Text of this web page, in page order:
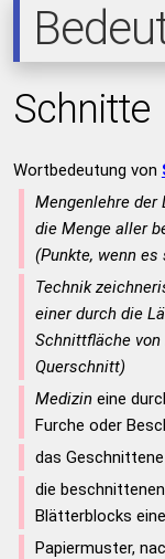
Schnitte
Wortbedeutung von
Mengenlehre der
die Menge aller
(Punkte, wenn
Technik
einer durch die
Schnittfläche
Querschnitt)
Medizineine
Furche oder
das Geschnittene
die
Blätterblocks
Papiermuster,